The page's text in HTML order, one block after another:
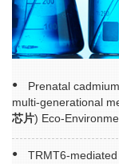
Prenatal
multi-generational
芯片) Eco-
TRMT6-